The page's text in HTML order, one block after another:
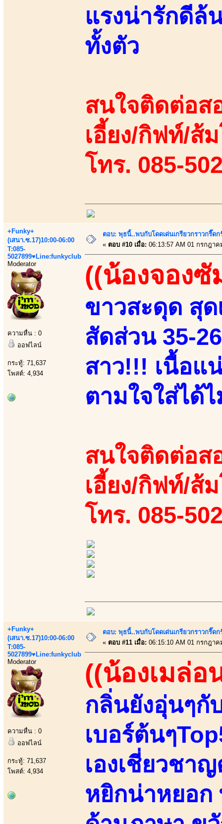
แรงน่ารักดีล้
ทั้งตัว
สนใจติดต่อส
เอี้ยง/กิฟท์/ส้
โทร. 085-
+Funky+
(เสนา.ซ.17)10:00-06:00
T:085-
5027899♥Line:funkyclub
Moderator
ความหื่น : 0
ออฟไลน์
กระทู้: 71,637
โพสต์: 4,934
ตอบ: พุธนี้..พบกับโดดเด่นเกรียวกราวกรี๊
« ตอบ #10 เมื่อ: 06:13:57 AM 01 กรกฎาค
((น้องจองซั
ขาวสะดุด สุด
สัดส่วน 35-
สาว!!! เนื้อ
ตามใจใส่ได้
สนใจติดต่อส
เอี้ยง/กิฟท์/ส้
โทร. 085-
+Funky+
(เสนา.ซ.17)10:00-06:00
T:085-
5027899♥Line:funkyclub
Moderator
ความหื่น : 0
ออฟไลน์
กระทู้: 71,637
โพสต์: 4,934
ตอบ: พุธนี้..พบกับโดดเด่นเกรียวกราวกรี๊
« ตอบ #11 เมื่อ: 06:15:10 AM 01 กรกฎาค
((น้องเมล่อ
กลิ่นยังอุ่นๆกั
เบอร์ต้นๆ
เองเชี่ยวชา
หยิกน่าหยอก